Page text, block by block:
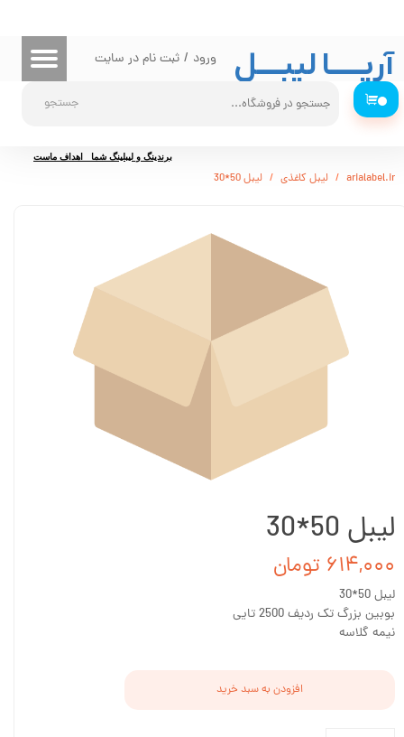
آریـــــا لیبــــل
برندینگ و لیبلینگ شما اهداف ماست
جستجو ۰
ورود / ثبت نام در سایت
تغییر گذر واژه
سفارشات
arialabel.ir لیبل کاغذی لیبل 50*30
لیبل 50*30
۶۱۴,۰۰۰ تومان
لیبل 50*30
بوبین بزرگ تک ردیف 2500 تایی
نیمه گلاسه
افزودن به سبد خرید